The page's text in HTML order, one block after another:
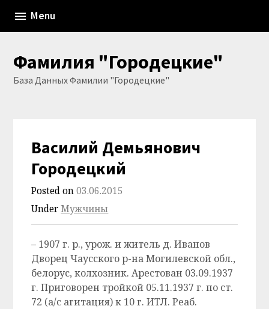
content
Menu
Фамилия "Городецкие"
База Данных Фамилии "Городецкие"
Василий Демьянович
Городецкий
Posted on03.06.2015
UnderМужчины
– 1907 г. р., урож. и житель д. Иванов
Дворец Чаусского р-на Могилевской обл.,
белорус, колхозник. Арестован 03.09.1937
г. Приговорен тройкой 05.11.1937 г. по ст.
72 (а/с агитация) к 10 г. ИТЛ. Реаб.